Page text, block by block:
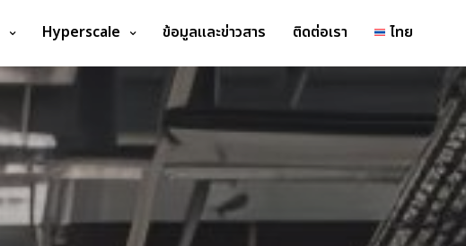
Hyperscale ข้อมูลและข่าวสาร ติดต่อเรา ไทย